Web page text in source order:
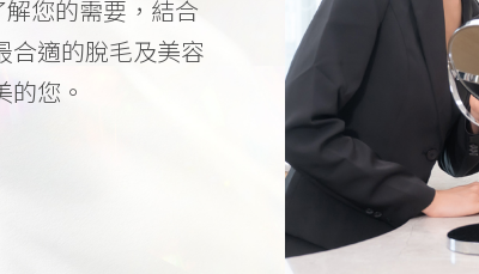
解您的需要，結合
合適的脫毛及美容
您。